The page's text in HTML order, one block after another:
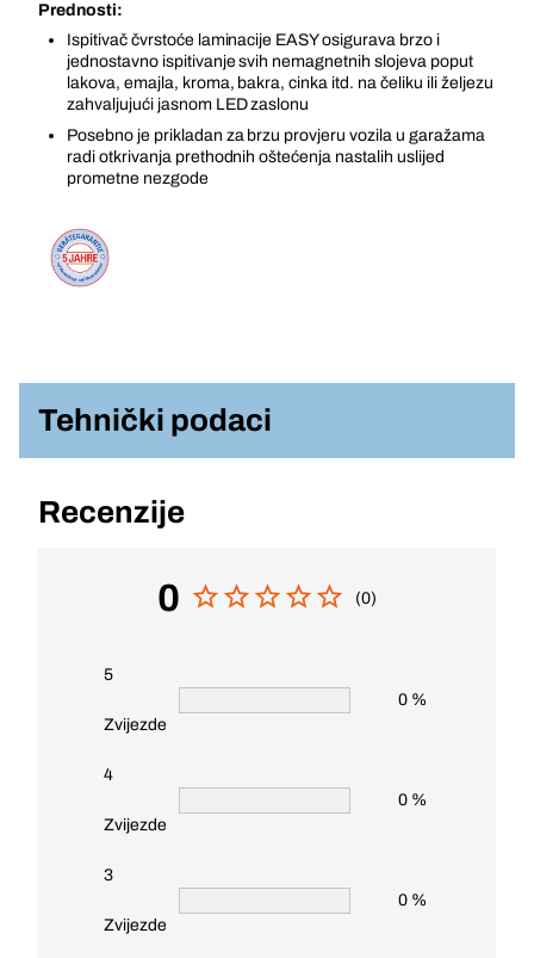
Prednosti:
Ispitivač čvrstoće laminacije EASY osigurava brzo i
jednostavno ispitivanje svih nemagnetnih slojeva poput
lakova, emajla, kroma, bakra, cinka itd. na čeliku ili željezu
zahvaljujući jasnom LED zaslonu
Posebno je prikladan za brzu provjeru vozila u garažama
radi otkrivanja prethodnih oštećenja nastalih uslijed
prometne nezgode
Tehnički podaci
Recenzije
0 (0)
5
Zvijezde
0 %
4
Zvijezde
0 %
3
Zvijezde
0 %